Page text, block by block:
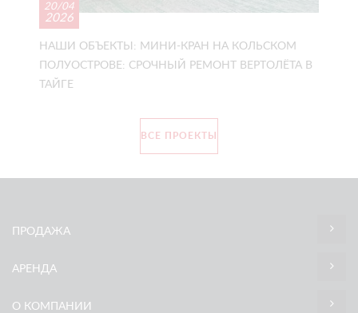
20/04
2026
НАШИ ОБЪЕКТЫ: МИНИ-КРАН НА КОЛЬСКОМ
ПОЛУОСТРОВЕ: СРОЧНЫЙ РЕМОНТ ВЕРТОЛЁТА В
ТАЙГЕ
ВСЕ ПРОЕКТЫ
ПРОДАЖА
АРЕНДА
О КОМПАНИИ